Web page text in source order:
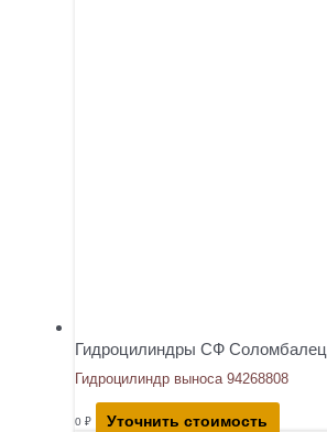
Гидроцилиндры СФ Соломбалец
Гидроцилиндр выноса 94268808
0 ₽ Уточнить стоимость